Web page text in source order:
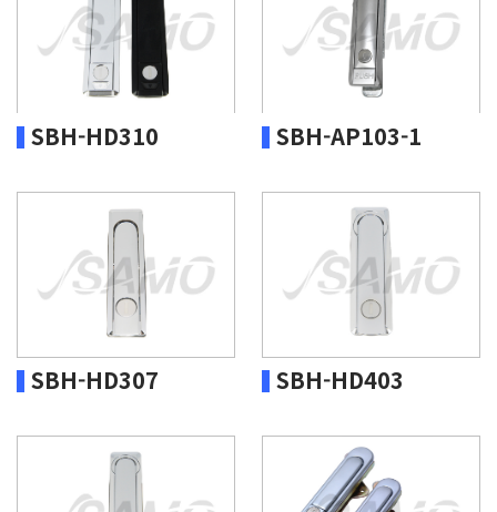
SBH-HD310 SBH-AP103-1
SBH-HD307 SBH-HD403